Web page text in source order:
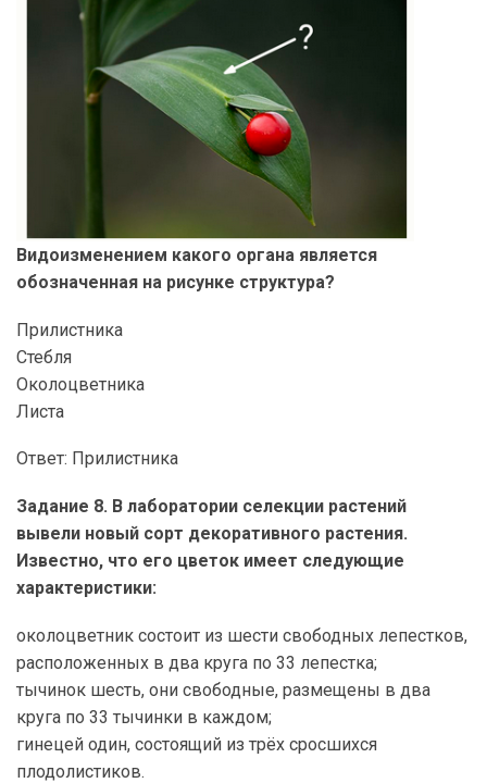
Видоизменением какого органа является
обозначенная на рисунке структура?
Прилистника
Стебля
Околоцветника
Листа
Ответ: Прилистника
Задание 8. В лаборатории селекции растений
вывели новый сорт декоративного растения.
Известно, что его цветок имеет следующие
характеристики:
околоцветник состоит из шести свободных лепестков,
расположенных в два круга по 33 лепестка;
тычинок шесть, они свободные, размещены в два
круга по 33 тычинки в каждом;
гинецей один, состоящий из трёх сросшихся
плодолистиков.